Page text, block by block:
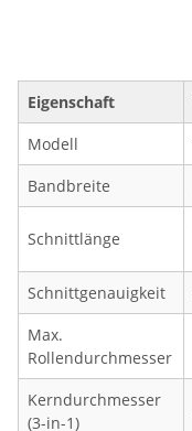
Eigenschaft
Modell
Bandbreite
Schnittlänge
Schnittgenauigkeit
Max.
Rollendurchmesser
Kerndurchmesser
(3-in-1)